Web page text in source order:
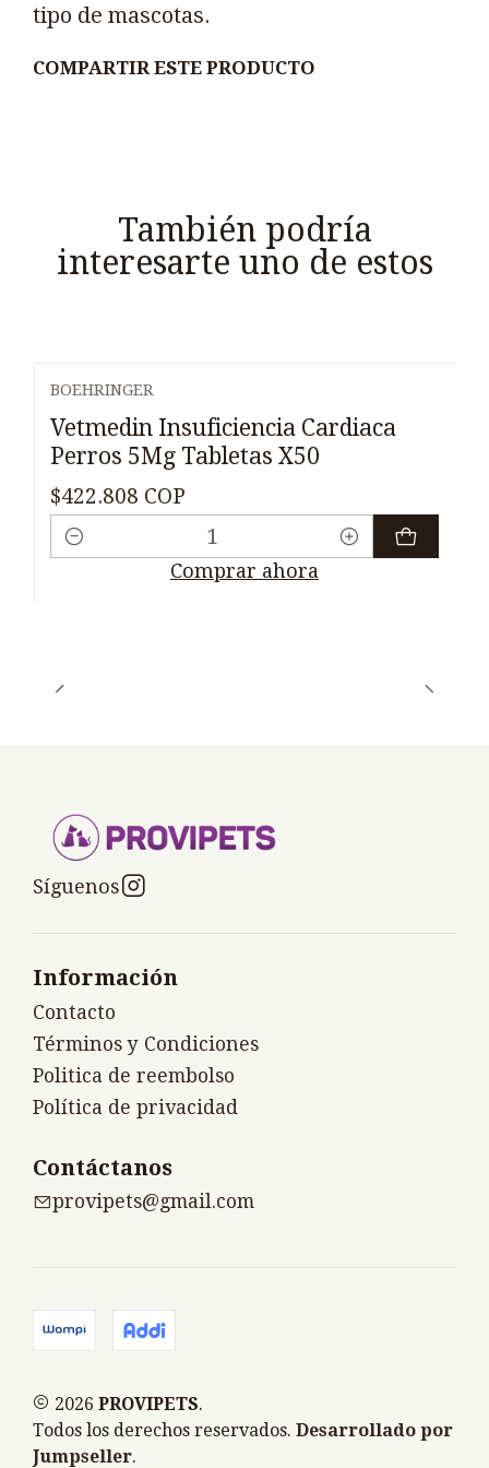
tipo de mascotas.
COMPARTIR ESTE PRODUCTO
También podría
interesarte uno de estos
BOEHRINGER
Vetmedin Insuficiencia Cardiaca
Perros 5Mg Tabletas X50
$422.808 COP
Cantidad
Comprar ahora
Síguenos
Información
Contacto
Términos y Condiciones
Politica de reembolso
Política de privacidad
Contáctanos
provipets@gmail.com
2026 PROVIPETS.
Todos los derechos reservados. Desarrollado por
Jumpseller.